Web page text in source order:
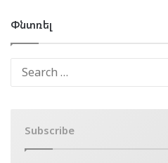
Փնտռել
Subscribe